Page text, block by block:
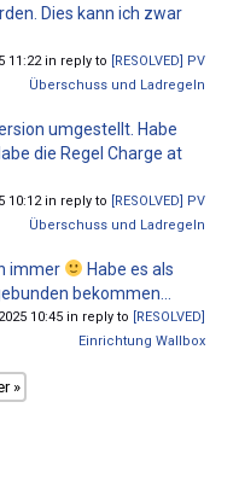
Dies kann ich zwar
11:22 in reply to [RESOLVED] PV
Überschuss und Ladregeln
umgestellt. Habe
die Regel Charge at
10:12 in reply to [RESOLVED] PV
Überschuss und Ladregeln
immer
Habe es als
bekommen...
10:45 in reply to [RESOLVED]
Einrichtung Wallbox
»